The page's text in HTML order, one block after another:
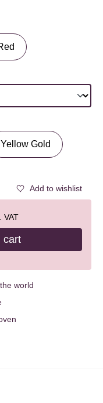
Yellow Gold
Add to wishlist
VAT
cart
world